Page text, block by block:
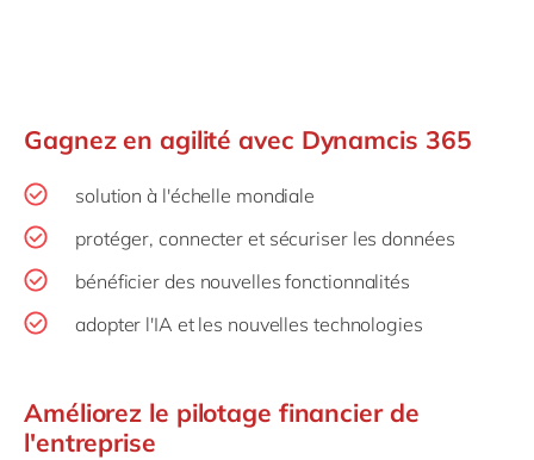
Gagnez en agilité avec Dynamcis 365
solution à l'échelle mondiale
protéger, connecter et sécuriser les données
bénéficier des nouvelles fonctionnalités
adopter l'IA et les nouvelles technologies
Améliorez le pilotage financier de
l'entreprise